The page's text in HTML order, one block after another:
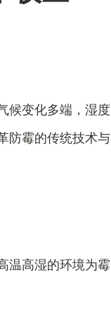
候变化多端，湿度
防霉的传统技术与
温高湿的环境为霉